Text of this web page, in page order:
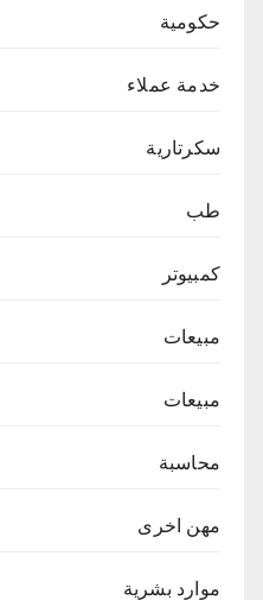
حكومية
خدمة عملاء
سكرتارية
طب
كمبيوتر
مبيعات
مبيعات
محاسبة
مهن اخرى
موارد بشرية